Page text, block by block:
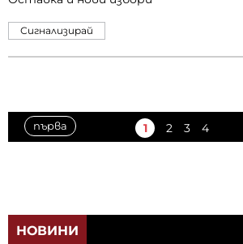
Сигнализирай
първа 1 2 3 4
НОВИНИ